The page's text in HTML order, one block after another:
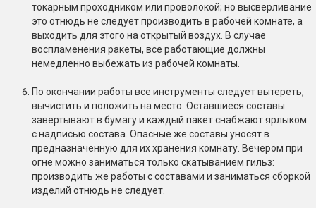
токарным проходником или проволокой; но высверливание
это отнюдь не следует производить в рабочей комнате, а
выходить для этого на открытый воздух. В случае
воспламенения ракеты, все работающие должны
немедленно выбежать из рабочей комнаты.
По окончании работы все инструменты следует вытереть,
вычистить и положить на место. Оставшиеся составы
завертывают в бумагу и каждый пакет снабжают ярлыком
с надписью состава. Опасные же составы уносят в
предназначенную для их хранения комнату. Вечером при
огне можно заниматься только скатыванием гильз:
производить же работы с составами и заниматься сборкой
изделий отнюдь не следует.